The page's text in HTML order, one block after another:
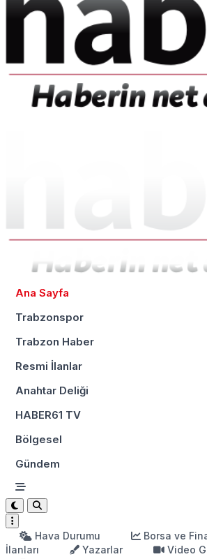
Ana Sayfa
Trabzonspor
Trabzon Haber
Resmi İlanlar
Anahtar Deliği
HABER61 TV
Bölgesel
Gündem
Hava Durumu Borsa ve
İlanları
Yazarlar Video